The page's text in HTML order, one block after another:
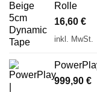
Rolle
16,60 €
inkl. MwSt.
999,90 €